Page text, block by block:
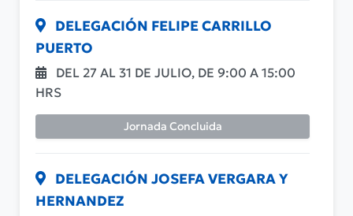
DELEGACIÓN FELIPE CARRILLO
PUERTO
DEL 27 AL 31 DE JULIO, DE 9:00 A 15:00
HRS
Jornada Concluida
DELEGACIÓN JOSEFA VERGARA Y
HERNANDEZ